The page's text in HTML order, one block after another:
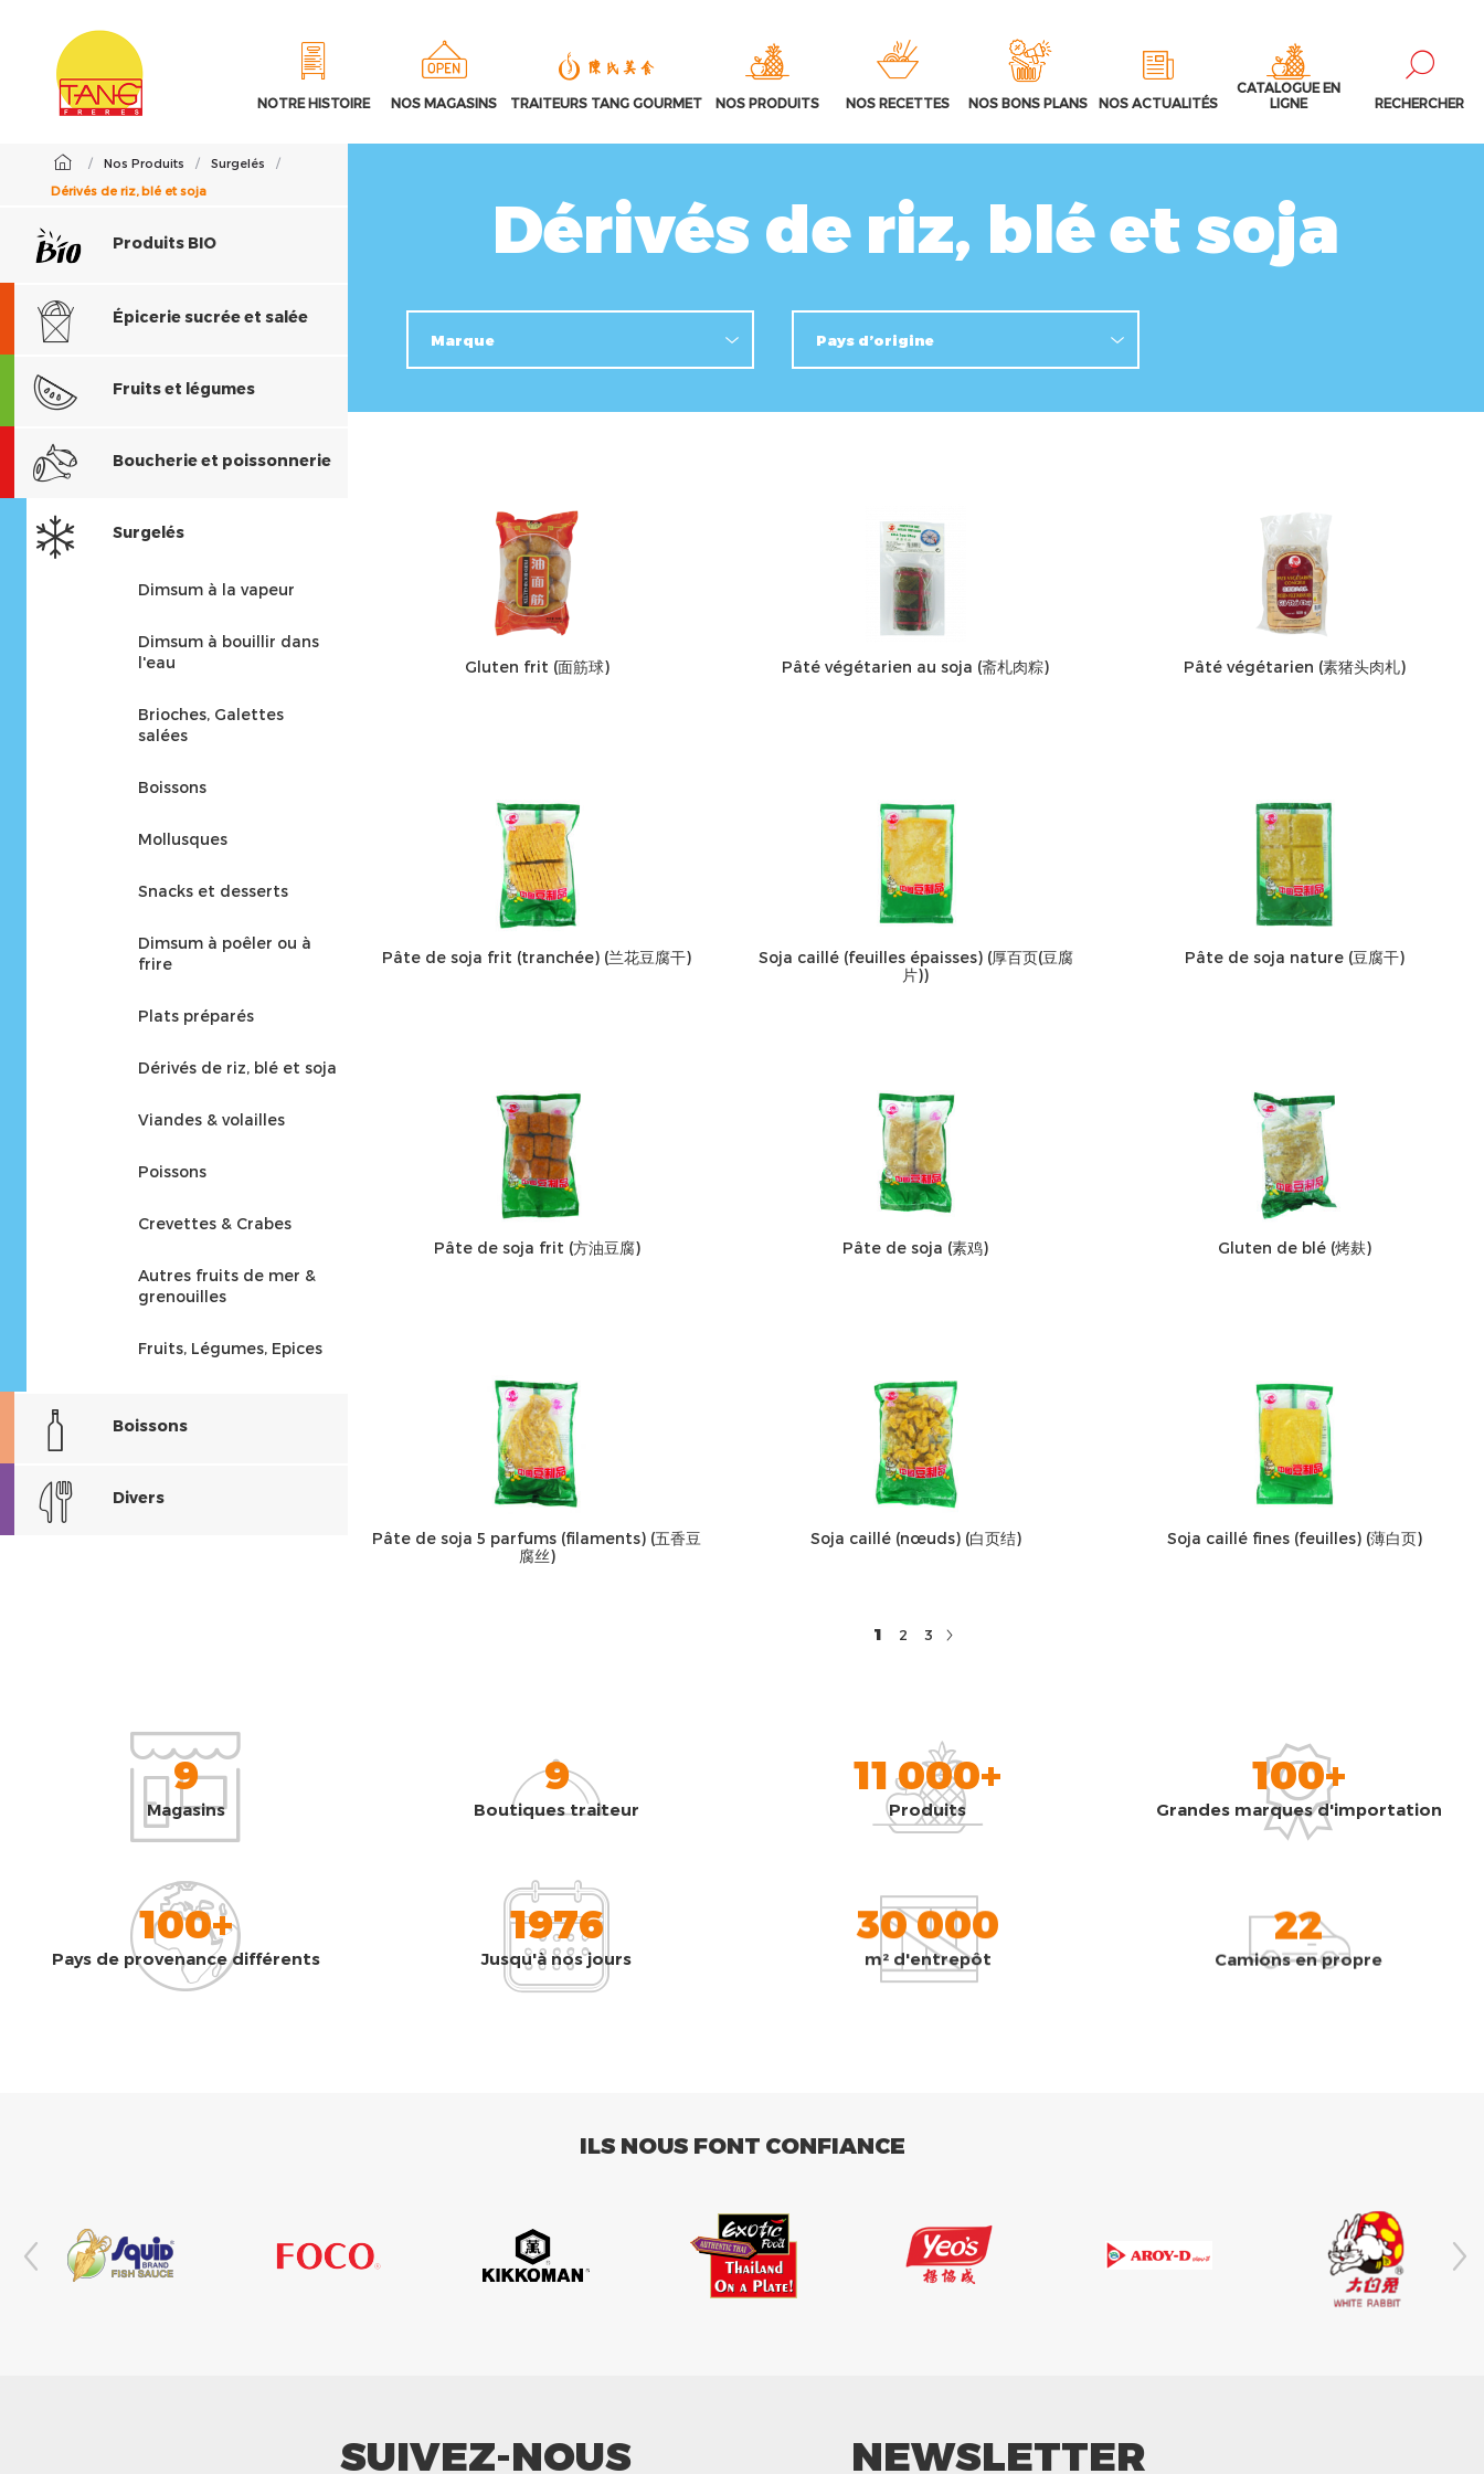
NOTRE HISTOIRE NOS MAGASINS TRAITEURS TANG GOURMET NOS PRODUITS NOS RECETTES NOS BONS PLANS NOS ACTUALITÉS
CATALOGUE EN
LIGNE
RECHERCHER
/ Nos Produits / Surgelés
/
Dérivés de riz, blé et soja
Produits BIO
Épicerie sucrée et salée
Fruits et légumes
Boucherie et poissonnerie
Surgelés
Dimsum à la vapeur
Dimsum à bouillir dans
l'eau
Brioches, Galettes
salées
Boissons
Mollusques
Snacks et desserts
Dimsum à poêler ou à
frire
Plats préparés
Dérivés de riz, blé et soja
Viandes & volailles
Poissons
Crevettes & Crabes
Autres fruits de mer &
grenouilles
Fruits, Légumes, Epices
Boissons
Divers
Dérivés de riz, blé et soja
Gluten frit (面筋球) Pâté végétarien au soja (斋札肉粽) Pâté végétarien (素猪头肉札)
Pâte de soja frit (tranchée) (兰花豆腐干)
Soja caillé (feuilles épaisses) (厚百页(豆腐
片))
Pâte de soja nature (豆腐干)
Pâte de soja frit (方油豆腐) Pâte de soja (素鸡) Gluten de blé (烤麸)
Pâte de soja 5 parfums (filaments) (五香豆
腐丝)
Soja caillé (nœuds) (白页结) Soja caillé fines (feuilles) (薄白页)
1 2 3
9
Magasins
9
Boutiques traiteur
11 000+
Produits
100+
Grandes marques d'importation
100+
Pays de provenance différents
1976
Jusqu'à nos jours
30 000
m² d'entrepôt
22
Camions en propre
ILS NOUS FONT CONFIANCE
SUIVEZ-NOUS NEWSLETTER